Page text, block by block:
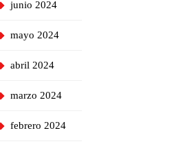
junio 2024
mayo 2024
abril 2024
marzo 2024
febrero 2024